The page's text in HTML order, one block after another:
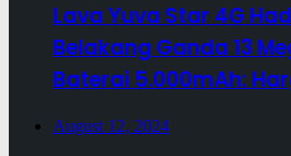
Lava Yuva Star 4G
Belakang Ganda 13
Baterai 5.000mAh:
August 12, 2024